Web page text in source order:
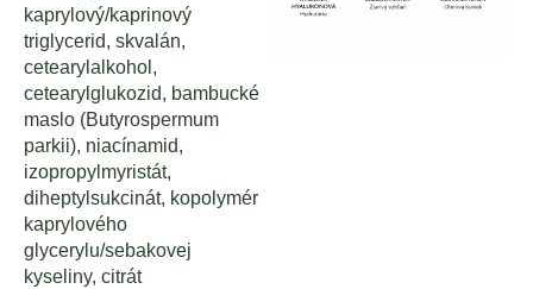
kaprylový/kaprinový
triglycerid, skvalán,
cetearylalkohol,
cetearylglukozid, bambucké
maslo (Butyrospermum
parkii), niacínamid,
izopropylmyristát,
diheptylsukcinát, kopolymér
kaprylového
glycerylu/sebakovej
kyseliny, citrát